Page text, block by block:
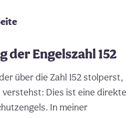
der Engelszahl 152
über die Zahl 152 stolperst,
verstehst: Dies ist eine direkte
In meiner